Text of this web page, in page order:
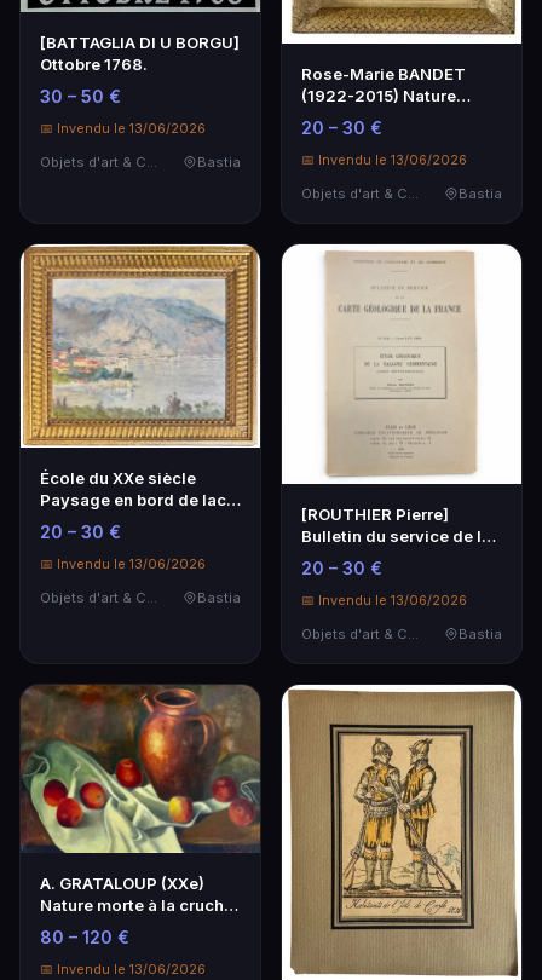
[BATTAGLIA DI U BORGU]
Ottobre 1768.
30 – 50 €
📅 Invendu le 13/06/2026
Objets d'art & Curiosités
Bastia
Rose-Marie BANDET
(1922-2015) Nature
morte au pot de fleur.
20 – 30 €
📅 Invendu le 13/06/2026
Objets d'art & Curiosités
Bastia
École du XXe siècle
Paysage en bord de lac
(Suisse ?).
20 – 30 €
📅 Invendu le 13/06/2026
Objets d'art & Curiosités
Bastia
[ROUTHIER Pierre]
Bulletin du service de la
carte géologique…
20 – 30 €
📅 Invendu le 13/06/2026
Objets d'art & Curiosités
Bastia
A. GRATALOUP (XXe)
Nature morte à la cruche
et aux pommes.
80 – 120 €
📅 Invendu le 13/06/2026